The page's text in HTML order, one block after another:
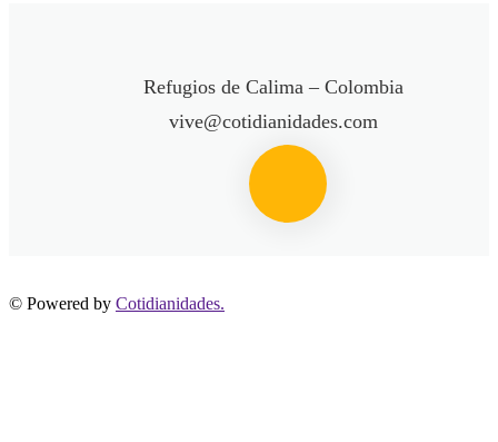
Refugios de Calima – Colombia
vive@cotidianidades.com
© Powered by Cotidianidades.